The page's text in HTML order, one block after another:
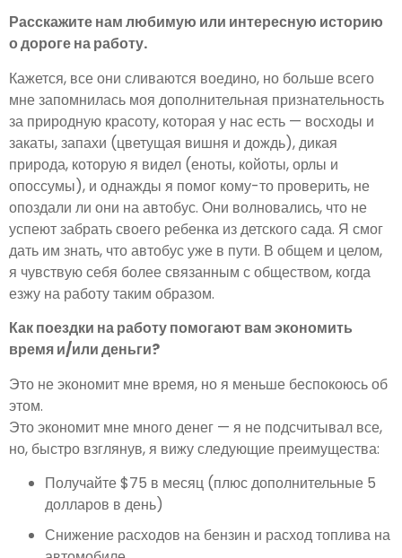
Расскажите нам любимую или интересную историю
о дороге на работу.
Кажется, все они сливаются воедино, но больше всего
мне запомнилась моя дополнительная признательность
за природную красоту, которая у нас есть — восходы и
закаты, запахи (цветущая вишня и дождь), дикая
природа, которую я видел (еноты, койоты, орлы и
опоссумы), и однажды я помог кому-то проверить, не
опоздали ли они на автобус. Они волновались, что не
успеют забрать своего ребенка из детского сада. Я смог
дать им знать, что автобус уже в пути. В общем и целом,
я чувствую себя более связанным с обществом, когда
езжу на работу таким образом.
Как поездки на работу помогают вам экономить
время и/или деньги?
Это не экономит мне время, но я меньше беспокоюсь об
этом.
Это экономит мне много денег — я не подсчитывал все,
но, быстро взглянув, я вижу следующие преимущества:
Получайте $75 в месяц (плюс дополнительные 5
долларов в день)
Снижение расходов на бензин и расход топлива на